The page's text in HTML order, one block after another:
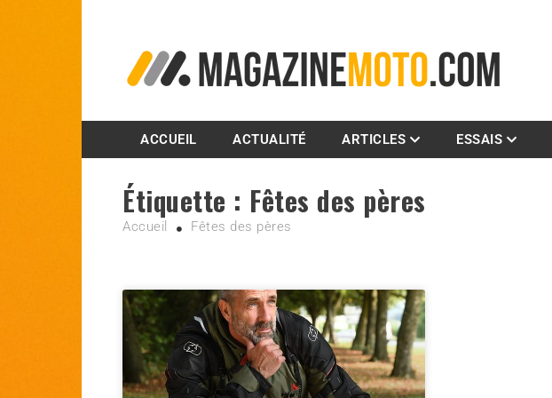
MagazineMoto.com
ACCUEIL ACTUALITÉ ARTICLES ESSAIS
Étiquette : Fêtes des pères
Accueil Fêtes des pères